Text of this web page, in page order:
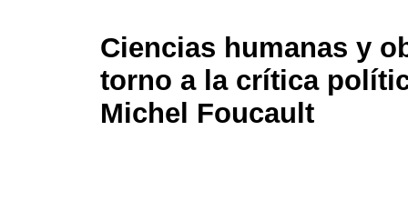
Ciencias humanas y
torno a la crítica
Michel Foucault